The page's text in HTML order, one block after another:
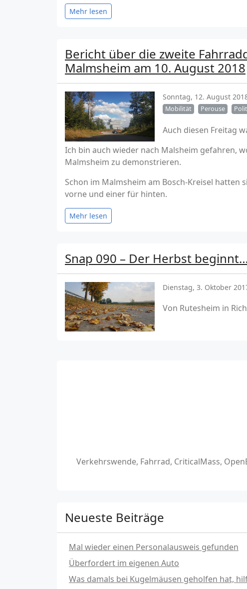
Mehr lesen
Bericht über die zweite
Malmsheim am 10. August 2018
Sonntag, 12. August
Mobilität
Perouse
Auch diesen Freitag
Ich bin auch wieder nach Malsheim gefahren,
Malmsheim zu demonstrieren.
Schon im Malmsheim am Bosch-Kreisel hatten
vorne und einer für hinten.
Mehr lesen
Snap 090 – Der Herbst
Dienstag, 3. Oktober
Von Rutesheim in
Verkehrswende, Fahrrad, CriticalMass,
Neueste Beiträge
Mal wieder einen Personalausweis gefunden
Überfordert im eigenen Auto
Was damals bei Kugelmäusen geholfen hat,